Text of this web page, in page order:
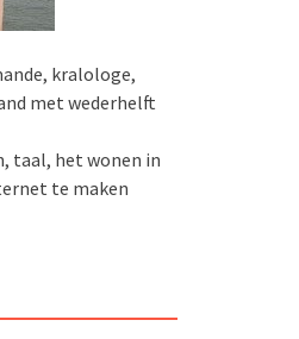
kralologe,
met wederhelft
taal, het wonen in
te maken